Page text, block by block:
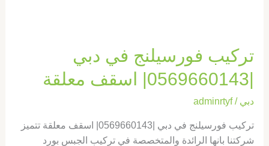
تركيب فورسيلنج في دبي
|0569660143| اسقف معلقة
دبي /
adminrtyf
تركيب فورسيلنج في دبي |0569660143| اسقف معلقة تتميز
شركتنا بانها الرائدة والمتخصصة في تركيب الجبس بورد